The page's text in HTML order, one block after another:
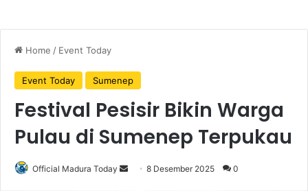
Home / Event Today
Event Today Sumenep
Festival Pesisir Bikin Warga
Pulau di Sumenep Terpukau
Official Madura Today 8 Desember 2025 0